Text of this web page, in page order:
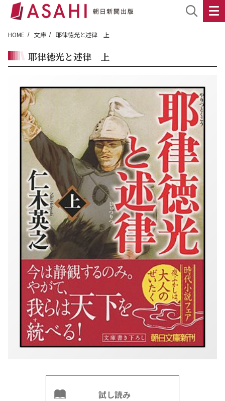
HOME 文庫 耶律徳光と述律 上
耶律徳光と述律 上
試し読み